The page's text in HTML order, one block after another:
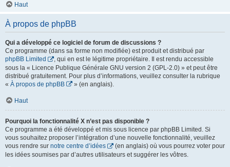
Haut
À propos de phpBB
Qui a développé ce logiciel de forum de discussions ?
Ce programme (dans sa forme non modifiée) est produit et distribué par
phpBB Limited
, qui en est le légitime propriétaire. Il est rendu accessible
sous la « Licence Publique Générale GNU version 2 (GPL-2.0) » et peut être
distribué gratuitement. Pour plus d’informations, veuillez consulter la rubrique
« À propos de phpBB » (en anglais).
Haut
Pourquoi la fonctionnalité X n’est pas disponible ?
Ce programme a été développé et mis sous licence par phpBB Limited. Si
vous souhaitez proposer l’intégration d’une nouvelle fonctionnalité, veuillez
vous rendre sur notre centre d’idées
(en anglais) où vous pourrez voter pour
les idées soumises par d’autres utilisateurs et suggérer les vôtres.